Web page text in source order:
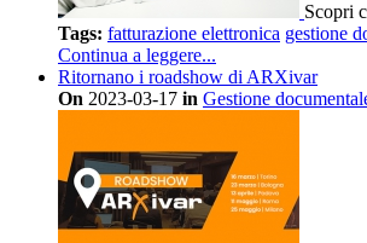
Scopri
Tags: fatturazione elettronica gestione
Continua a leggere...
Ritornano i roadshow di ARXivar
On 2023-03-17 in Gestione